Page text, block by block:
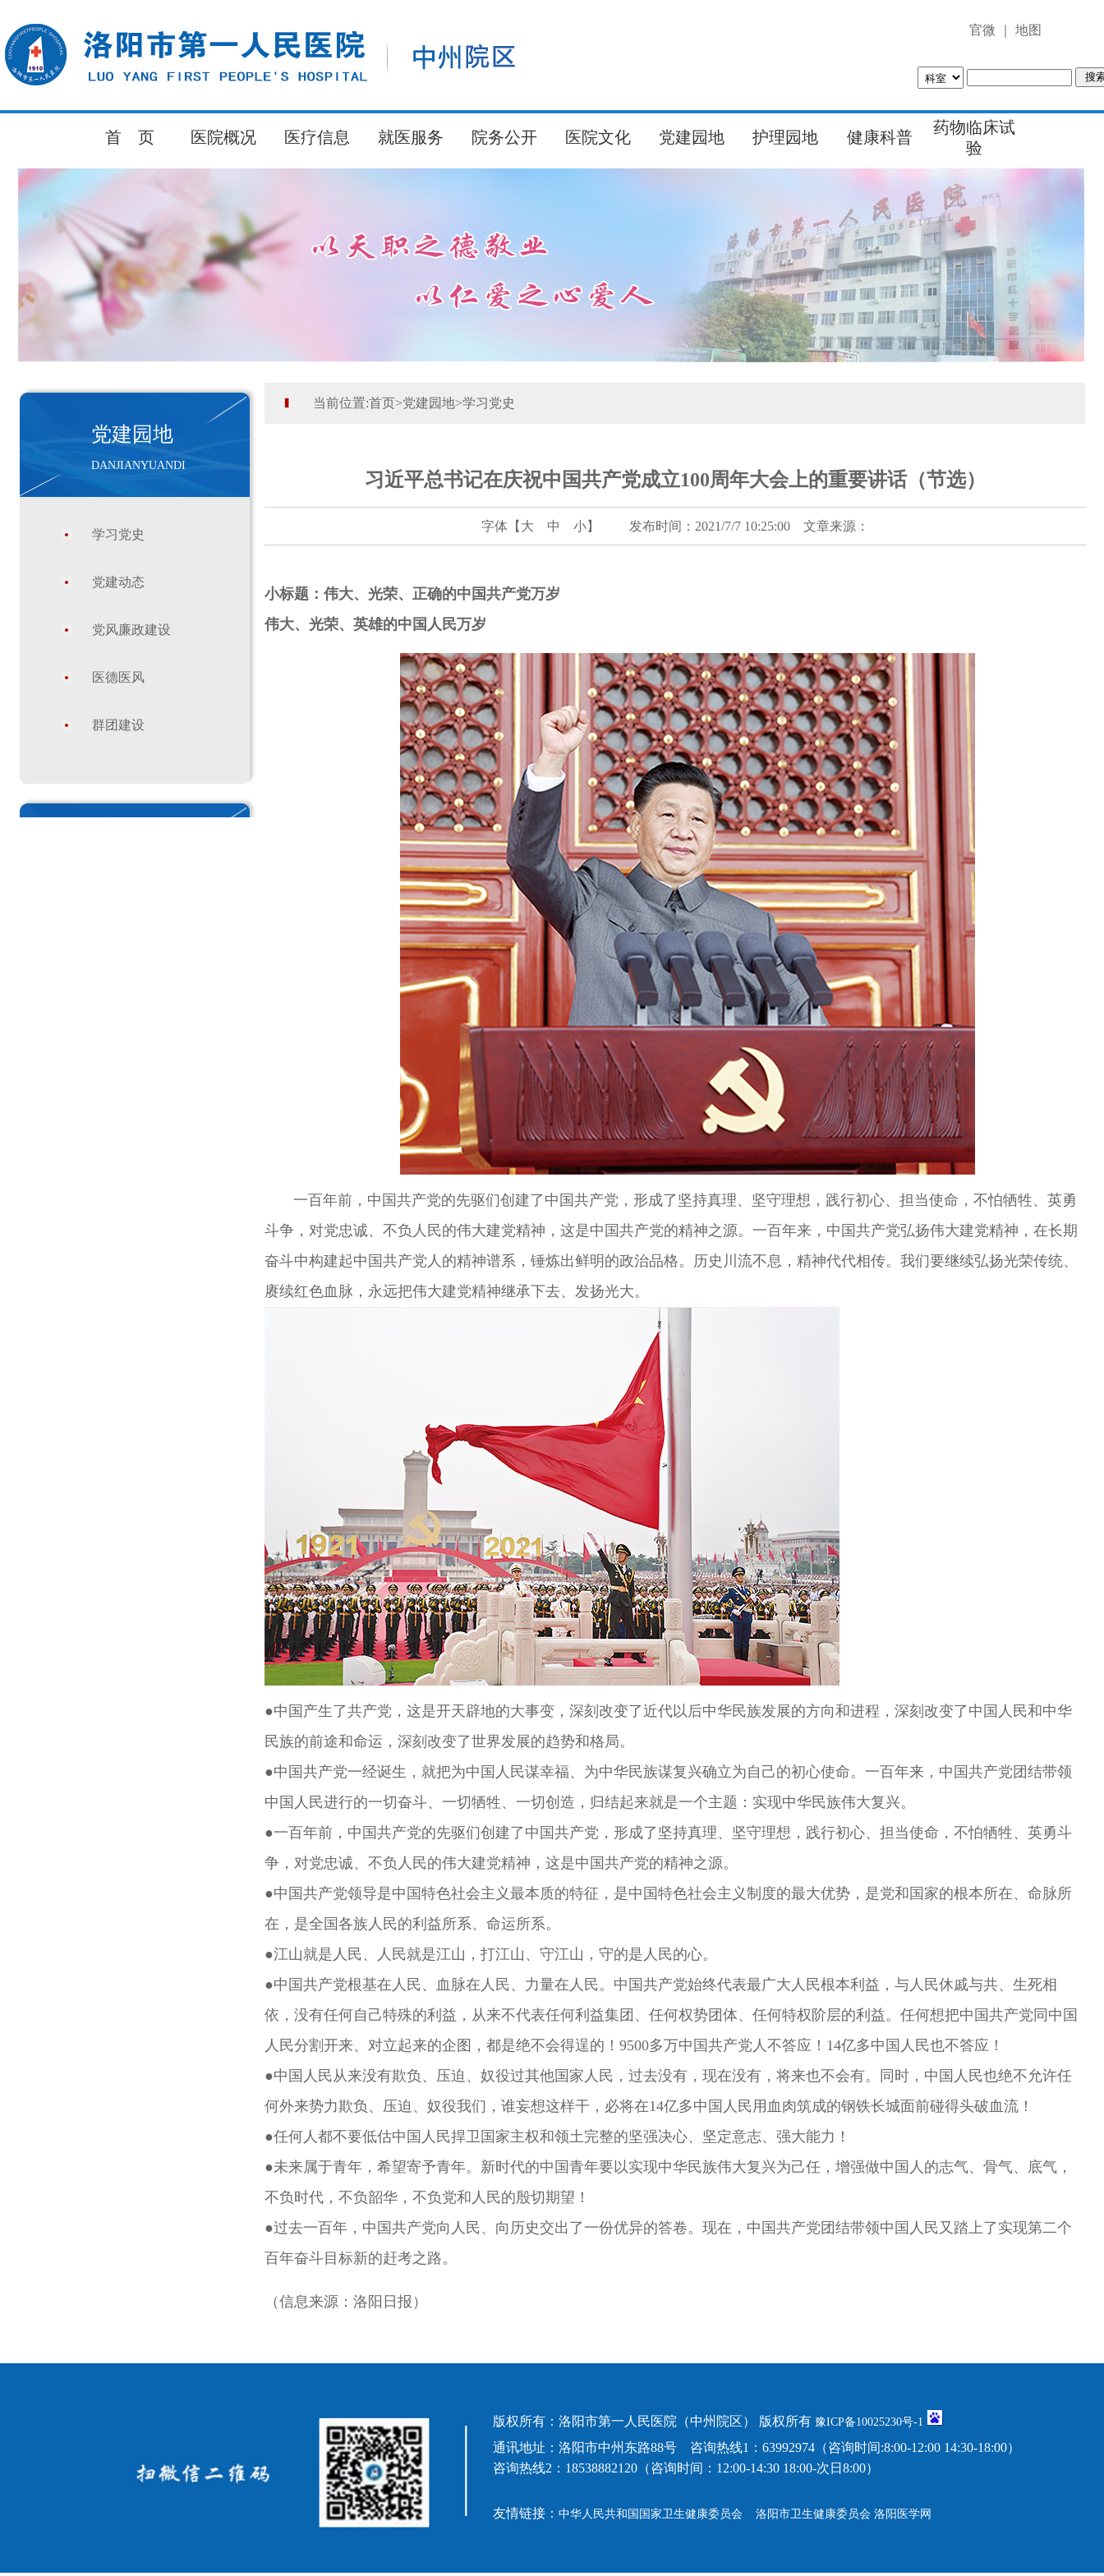
官微 地图
首 页 医院概况 医疗信息 就医服务 院务公开 医院文化 党建园地 护理园地 健康科普
药物临床试
验
党建园地
DANJIANYUANDI
学习党史
党建动态
党风廉政建设
医德医风
群团建设
当前位置:首页>党建园地>学习党史
习近平总书记在庆祝中国共产党成立100周年大会上的重要讲话（节选）
字体【 大 中 小】 发布时间：2021/7/7 10:25:00 文章来源：
小标题：伟大、光荣、正确的中国共产党万岁
伟大、光荣、英雄的中国人民万岁
一百年前，中国共产党的先驱们创建了中国共产党，形成了坚持真理、坚守理想，践行初心、担当使命，不怕牺牲、英勇
斗争，对党忠诚、不负人民的伟大建党精神，这是中国共产党的精神之源。一百年来，中国共产党弘扬伟大建党精神，在长期
奋斗中构建起中国共产党人的精神谱系，锤炼出鲜明的政治品格。历史川流不息，精神代代相传。我们要继续弘扬光荣传统、
赓续红色血脉，永远把伟大建党精神继承下去、发扬光大。
●中国产生了共产党，这是开天辟地的大事变，深刻改变了近代以后中华民族发展的方向和进程，深刻改变了中国人民和中华
民族的前途和命运，深刻改变了世界发展的趋势和格局。
●中国共产党一经诞生，就把为中国人民谋幸福、为中华民族谋复兴确立为自己的初心使命。一百年来，中国共产党团结带领
中国人民进行的一切奋斗、一切牺牲、一切创造，归结起来就是一个主题：实现中华民族伟大复兴。
●一百年前，中国共产党的先驱们创建了中国共产党，形成了坚持真理、坚守理想，践行初心、担当使命，不怕牺牲、英勇斗
争，对党忠诚、不负人民的伟大建党精神，这是中国共产党的精神之源。
●中国共产党领导是中国特色社会主义最本质的特征，是中国特色社会主义制度的最大优势，是党和国家的根本所在、命脉所
在，是全国各族人民的利益所系、命运所系。
●江山就是人民、人民就是江山，打江山、守江山，守的是人民的心。
●中国共产党根基在人民、血脉在人民、力量在人民。中国共产党始终代表最广大人民根本利益，与人民休戚与共、生死相
依，没有任何自己特殊的利益，从来不代表任何利益集团、任何权势团体、任何特权阶层的利益。任何想把中国共产党同中国
人民分割开来、对立起来的企图，都是绝不会得逞的！9500多万中国共产党人不答应！14亿多中国人民也不答应！
●中国人民从来没有欺负、压迫、奴役过其他国家人民，过去没有，现在没有，将来也不会有。同时，中国人民也绝不允许任
何外来势力欺负、压迫、奴役我们，谁妄想这样干，必将在14亿多中国人民用血肉筑成的钢铁长城面前碰得头破血流！
●任何人都不要低估中国人民捍卫国家主权和领土完整的坚强决心、坚定意志、强大能力！
●未来属于青年，希望寄予青年。新时代的中国青年要以实现中华民族伟大复兴为己任，增强做中国人的志气、骨气、底气，
不负时代，不负韶华，不负党和人民的殷切期望！
●过去一百年，中国共产党向人民、向历史交出了一份优异的答卷。现在，中国共产党团结带领中国人民又踏上了实现第二个
百年奋斗目标新的赶考之路。
（信息来源：洛阳日报）
版权所有：洛阳市第一人民医院（中州院区） 版权所有 豫ICP备10025230号-1
通讯地址：洛阳市中州东路88号 咨询热线1：63992974（咨询时间:8:00-12:00 14:30-18:00）
咨询热线2：18538882120（咨询时间：12:00-14:30 18:00-次日8:00）
友情链接： 中华人民共和国国家卫生健康委员会 洛阳市卫生健康委员会 洛阳医学网